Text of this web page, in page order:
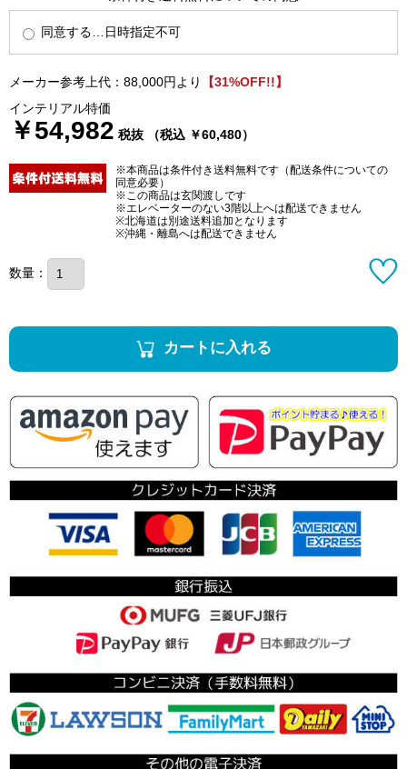
同意する…日時指定不可
メーカー参考上代：88,000円より
【31%OFF!!】
インテリアル特価
￥54,982 税抜 （税込 ￥60,480）
※本商品は条件付き送料無料です（配送条件についての
同意必要）
※この商品は玄関渡しです
※エレベーターのない3階以上へは配送できません
※北海道は別途送料追加となります
※沖縄・離島へは配送できません
数量：
カートに入れる